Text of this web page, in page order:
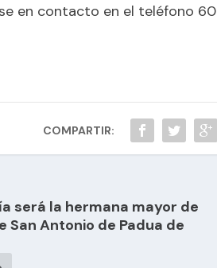
en contacto en el teléfono
COMPARTIR:
será la hermana mayor de
San Antonio de Padua de